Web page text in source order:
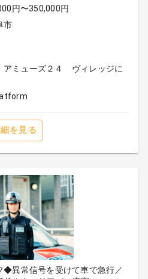
円〜350,000円
市
ミューズ２４ ヴィレッジに
を見る
◆異常信号を受けて車で急行／